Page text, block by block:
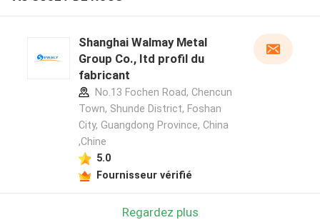
Shanghai Walmay Metal
Group Co., Itd profil du
fabricant
No.13 Fochen Road, Chencun
Town, Shunde District, Foshan
City, Guangdong Province, China
,Chine
5.0
Fournisseur vérifié
Regardez plus